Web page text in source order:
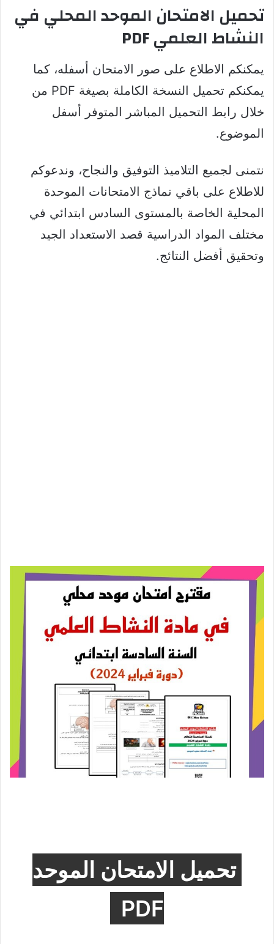
تحميل الامتحان الموحد المحلي في
النشاط العلمي PDF
يمكنكم الاطلاع على صور الامتحان أسفله، كما
يمكنكم تحميل النسخة الكاملة بصيغة PDF من
خلال رابط التحميل المباشر المتوفر أسفل
الموضوع.
نتمنى لجميع التلاميذ التوفيق والنجاح، وندعوكم
للاطلاع على باقي نماذج الامتحانات الموحدة
المحلية الخاصة بالمستوى السادس ابتدائي في
مختلف المواد الدراسية قصد الاستعداد الجيد
وتحقيق أفضل النتائج.
تحميل الامتحان الموحد
PDF